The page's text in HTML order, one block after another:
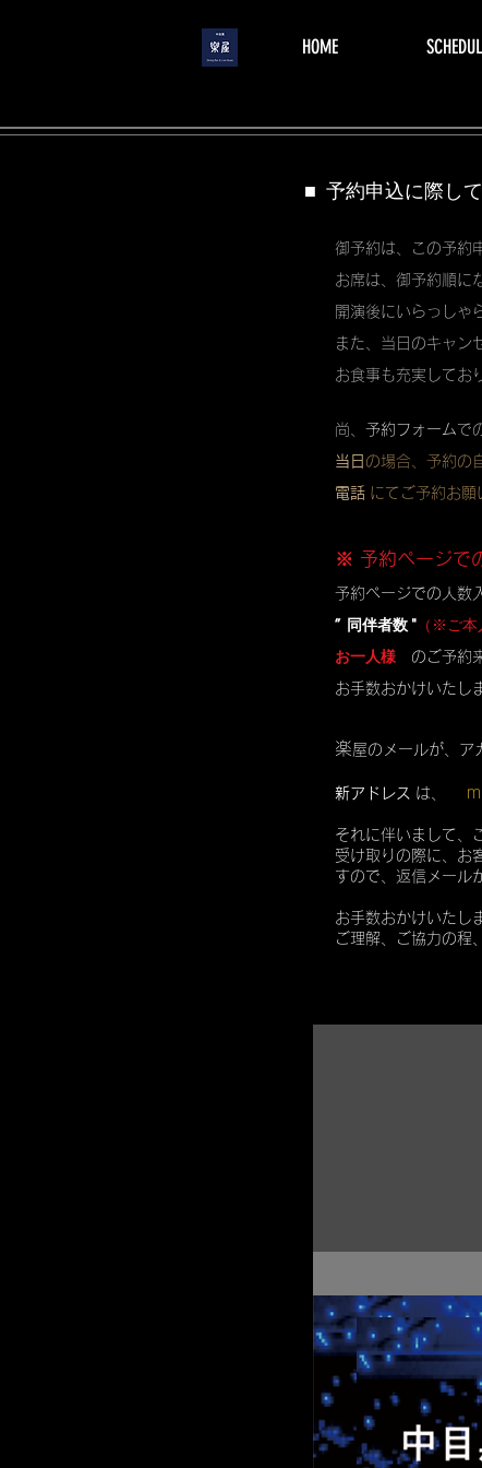
menu HOME
■ 予約申込に際して
御予約は、この予約
お席は、御予約順に
開演後にいらっしゃ
また、当日のキャン
お食事も充実してお
尚、 予約フォームで
当日 の場合、予約の
電話 にてご予約お願
※ 予約ページで
予約ページでの人数
” 同伴者数 " （※ご本
お一人様 のご予約
お手数おかけいたし
楽屋のメールが、ア
新アドレス は、
それに伴いまして、
受け取りの際に、お
すので、返信メール
お手数おかけいたし
ご理解、ご協力の程